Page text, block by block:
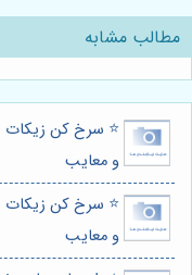
مطالب مشابه
⭐️ سرخ کن زیکات
و معایب
⭐️ سرخ کن زیکات
و معایب